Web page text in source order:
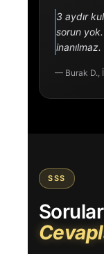
3 aydır
sorun
inanılmaz.
— Burak D.,
SSS